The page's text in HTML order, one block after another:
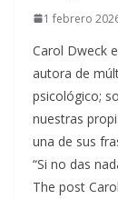
1 febrero
Carol Dweck
autora de
psicológico;
nuestras
una de sus
“Si no das
The post